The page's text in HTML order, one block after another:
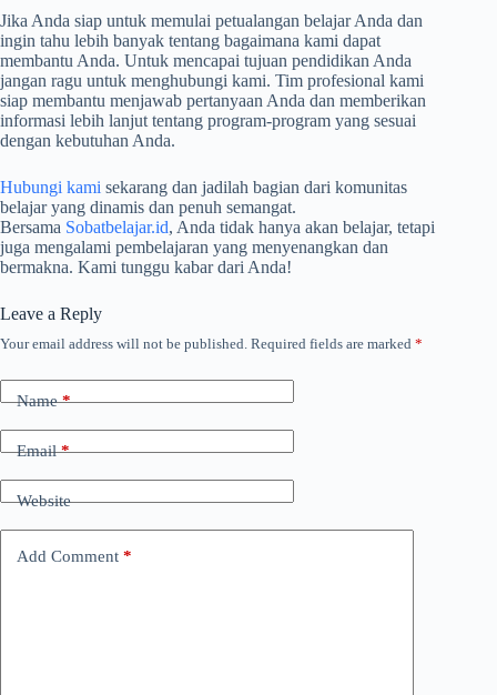
Jika Anda siap untuk memulai petualangan belajar Anda dan
ingin tahu lebih banyak tentang bagaimana kami dapat
membantu Anda. Untuk mencapai tujuan pendidikan Anda
jangan ragu untuk menghubungi kami. Tim profesional kami
siap membantu menjawab pertanyaan Anda dan memberikan
informasi lebih lanjut tentang program-program yang sesuai
dengan kebutuhan Anda.
Hubungi kami sekarang dan jadilah bagian dari komunitas
belajar yang dinamis dan penuh semangat.
Bersama Sobatbelajar.id, Anda tidak hanya akan belajar, tetapi
juga mengalami pembelajaran yang menyenangkan dan
bermakna. Kami tunggu kabar dari Anda!
Leave a Reply
Your email address will not be published. Required fields are marked *
Name*
Email*
Website
Add Comment *